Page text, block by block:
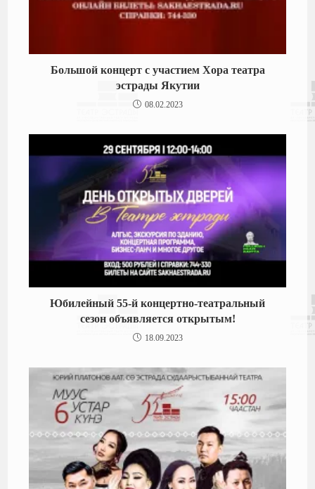
Большой концерт с участием Хора театра
эстрады Якутии
08.02.2023
Юбилейный 55-й концертно-театральный
сезон объявляется открытым!
18.09.2023